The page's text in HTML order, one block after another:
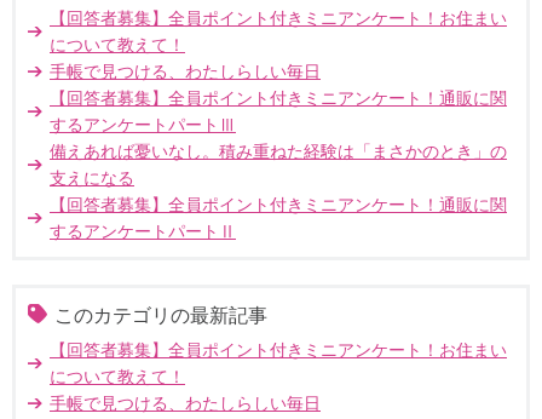
【回答者募集】全員ポイント付きミニアンケート！お住まい
について教えて！
手帳で見つける、わたしらしい毎日
【回答者募集】全員ポイント付きミニアンケート！通販に関
するアンケートパートⅢ
備えあれば憂いなし。積み重ねた経験は「まさかのとき」の
支えになる
【回答者募集】全員ポイント付きミニアンケート！通販に関
するアンケートパートⅡ
このカテゴリの最新記事
【回答者募集】全員ポイント付きミニアンケート！お住まい
について教えて！
手帳で見つける、わたしらしい毎日